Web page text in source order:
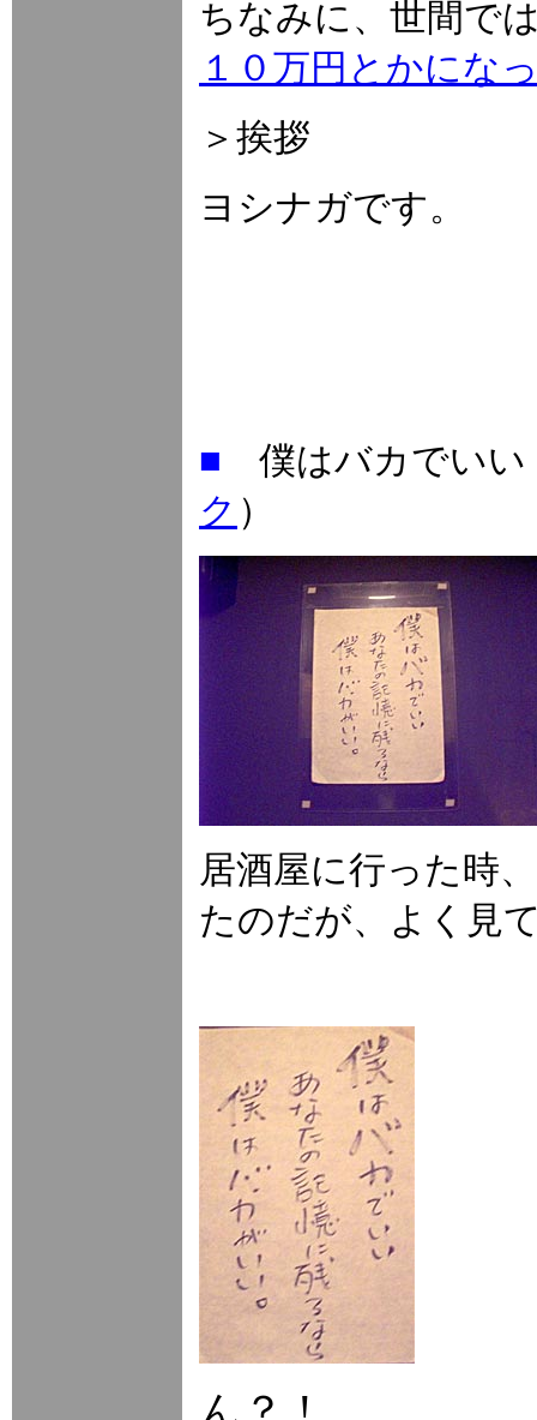
ちなみに、世間で
１０万円とかにな
＞挨拶
ヨシナガです。
■ 僕はバカで
ク ）
居酒屋に行った時
たのだが、よく見